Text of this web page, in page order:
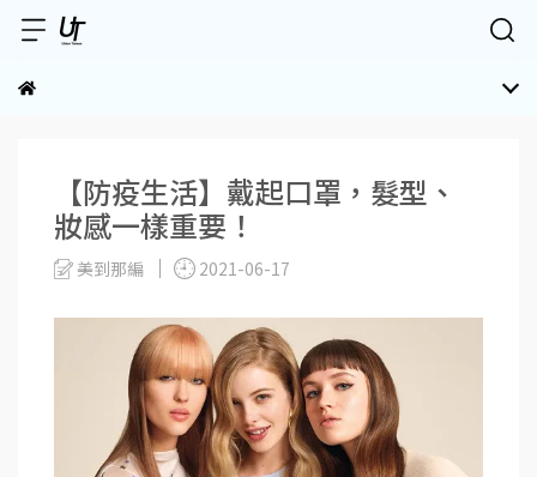
【防疫生活】戴起口罩，髮型、
妝感一樣重要！
美到那編 2021-06-17